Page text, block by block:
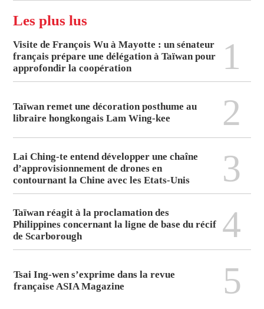
Les plus lus
Visite de François Wu à Mayotte : un sénateur
français prépare une délégation à Taïwan pour
approfondir la coopération
1
Taïwan remet une décoration posthume au
libraire hongkongais Lam Wing-kee
2
Lai Ching-te entend développer une chaîne
d’approvisionnement de drones en
contournant la Chine avec les Etats-Unis
3
Taïwan réagit à la proclamation des
Philippines concernant la ligne de base du récif
de Scarborough
4
Tsai Ing-wen s’exprime dans la revue
française ASIA Magazine
5